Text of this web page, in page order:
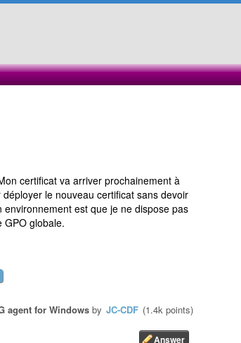
certificat va arriver prochainement à
le nouveau certificat sans devoir
est que je ne dispose pas
GPO globale.
agent for Windows by JC-CDF (1.4k points)